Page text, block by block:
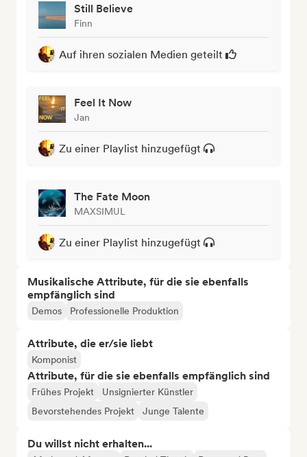
Still Believe
Finn
Auf ihren sozialen Medien geteilt
Feel It Now
Jan
Zu einer Playlist hinzugefügt
The Fate Moon
MAXSIMUL
Zu einer Playlist hinzugefügt
Musikalische Attribute, für die sie ebenfalls
empfänglich sind
Demos Professionelle Produktion
Attribute, die er/sie liebt
Komponist
Attribute, für die sie ebenfalls empfänglich sind
Frühes Projekt
Unsignierter Künstler
Bevorstehendes Projekt
Junge Talente
Du willst nicht erhalten...